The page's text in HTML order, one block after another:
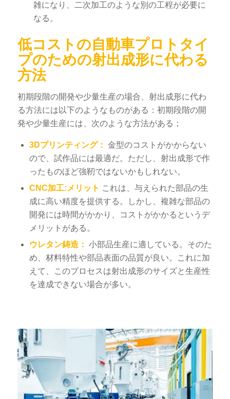
雑になり、二次加工のような別の工程が必要に
なる。
低コストの自動車プロトタイ
プのための射出成形に代わる
方法
初期段階の開発や少量生産の場合、射出成形に代わ
る方法には以下のようなものがある：初期段階の開
発や少量生産には、次のような方法がある；
3Dプリンティング： 金型のコストがかからない
ので、試作品には最適だ。ただし、射出成形で作
ったものほど強靭ではないかもしれない。
CNC加工:メリット これは、与えられた部品の生
成に高い精度を提供する。しかし、複雑な部品の
開発には時間がかかり、コストがかかるというデ
メリットがある。
ウレタン鋳造： 小部品生産に適している。そのた
め、材料特性や部品表面の品質が良い。これに加
えて、このプロセスは射出成形のサイズと生産性
を達成できない場合が多い。